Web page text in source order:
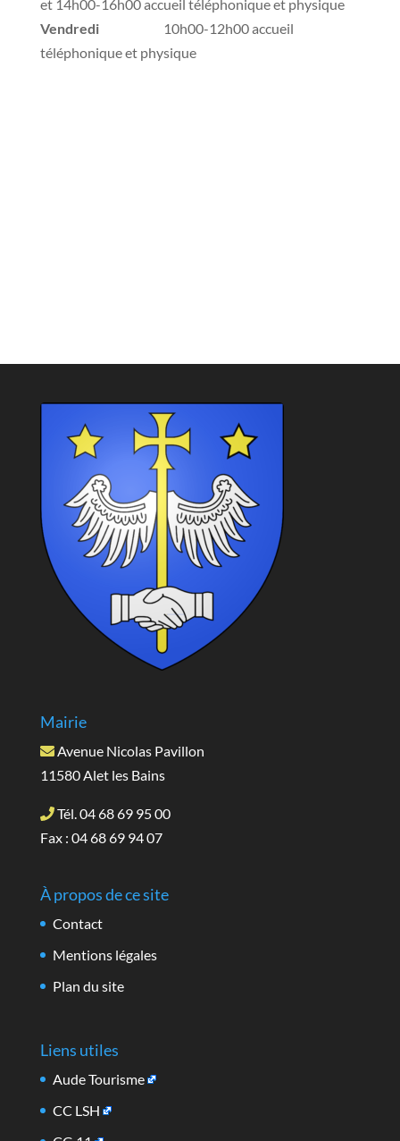
et 14h00-16h00 accueil téléphonique et physique
Vendredi10h00-12h00 accueil
téléphonique et physique
Mairie
Avenue Nicolas Pavillon
11580 Alet les Bains
Tél. 04 68 69 95 00
Fax : 04 68 69 94 07
À propos de ce site
Contact
Mentions légales
Plan du site
Liens utiles
Aude Tourisme
CC LSH